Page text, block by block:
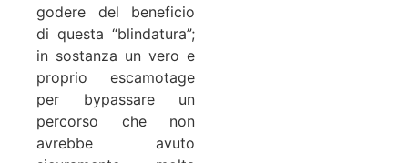
godere del beneficio
di questa “blindatura”;
in sostanza un vero e
proprio escamotage
per bypassare un
percorso che non
avrebbe avuto